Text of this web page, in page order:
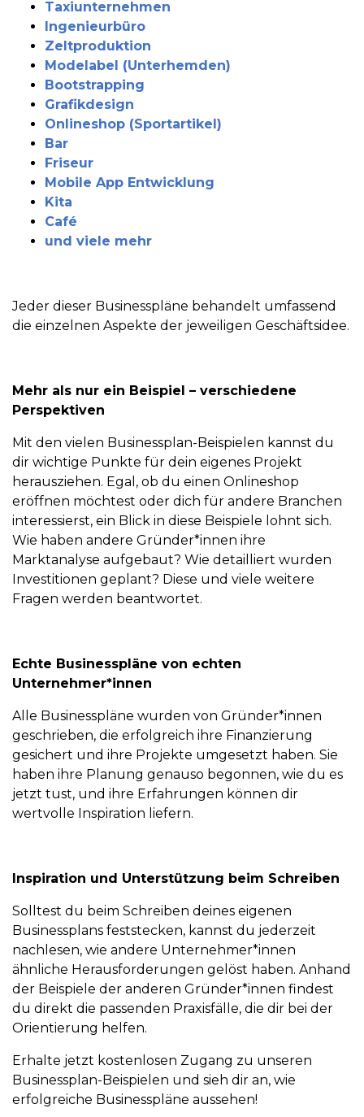
Taxiunternehmen
Ingenieurbüro
Zeltproduktion
Modelabel (Unterhemden)
Bootstrapping
Grafikdesign
Onlineshop (Sportartikel)
Bar
Friseur
Mobile App Entwicklung
Kita
Café
und viele mehr
Jeder dieser Businesspläne behandelt umfassend
die einzelnen Aspekte der jeweiligen Geschäftsidee.
Mehr als nur ein Beispiel – verschiedene
Perspektiven
Mit den vielen Businessplan-Beispielen kannst du
dir wichtige Punkte für dein eigenes Projekt
herausziehen. Egal, ob du einen Onlineshop
eröffnen möchtest oder dich für andere Branchen
interessierst, ein Blick in diese Beispiele lohnt sich.
Wie haben andere Gründer*innen ihre
Marktanalyse aufgebaut? Wie detailliert wurden
Investitionen geplant? Diese und viele weitere
Fragen werden beantwortet.
Echte Businesspläne von echten
Unternehmer*innen
Alle Businesspläne wurden von Gründer*innen
geschrieben, die erfolgreich ihre Finanzierung
gesichert und ihre Projekte umgesetzt haben. Sie
haben ihre Planung genauso begonnen, wie du es
jetzt tust, und ihre Erfahrungen können dir
wertvolle Inspiration liefern.
Inspiration und Unterstützung beim Schreiben
Solltest du beim Schreiben deines eigenen
Businessplans feststecken, kannst du jederzeit
nachlesen, wie andere Unternehmer*innen
ähnliche Herausforderungen gelöst haben. Anhand
der Beispiele der anderen Gründer*innen findest
du direkt die passenden Praxisfälle, die dir bei der
Orientierung helfen.
Erhalte jetzt kostenlosen Zugang zu unseren
Businessplan-Beispielen und sieh dir an, wie
erfolgreiche Businesspläne aussehen!